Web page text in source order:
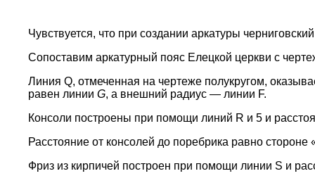
Чувствуется, что при создании аркатуры
Сопоставим аркатурный пояс Елецкой церкви с
Линия Q, отмеченная на чертеже полукругом,
равен линии G, а внешний радиус — линии F.
Консоли построены при помощи линий R и 5 и
Расстояние от консолей до поребрика равно стороне
Фриз из кирпичей построен при помощи линии S и